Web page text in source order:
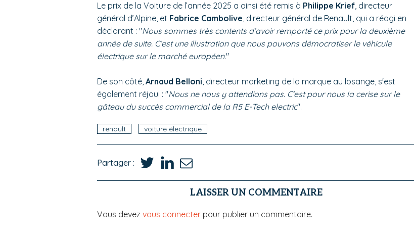
Le prix de la Voiture de l’année 2025 a ainsi été remis à Philippe Krief, directeur
général d’Alpine, et Fabrice Cambolive, directeur général de Renault, qui a réagi en
déclarant : "Nous sommes très contents d’avoir remporté ce prix pour la deuxième
année de suite. C’est une illustration que nous pouvons démocratiser le véhicule
électrique sur le marché européen."
De son côté, Arnaud Belloni, directeur marketing de la marque au losange, s'est
également réjoui : "Nous ne nous y attendions pas. C’est pour nous la cerise sur le
gâteau du succès commercial de la R5 E-Tech electric".
renault voiture électrique
Partager :
LAISSER UN COMMENTAIRE
Vous devez vous connecter pour publier un commentaire.